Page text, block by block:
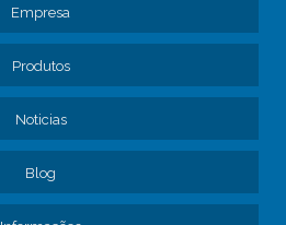
Empresa
Produtos
Noticias
Blog